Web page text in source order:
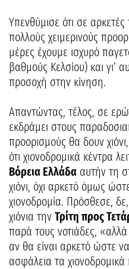
Υπενθύμισε ότι σε
πολλούς χειμερινούς
μέρες έχουμε ισχυρό
βαθμούς Κελσίου) και γι’
προσοχή στην κίνηση.
Απαντώντας, τέλος, σε
εκδράμει στους
προορισμούς θα δουν
ότι χιονοδρομικά κέντρα
Βόρεια Ελλάδα αυτήν τη
χιόνι, όχι αρκετό όμως
χιονοδρομία. Πρόσθεσε,
χιόνια την Τρίτη προς
παρά τους νοτιάδες,
αν θα είναι αρκετό ώστε
ασφάλεια τα χιονοδρομικά